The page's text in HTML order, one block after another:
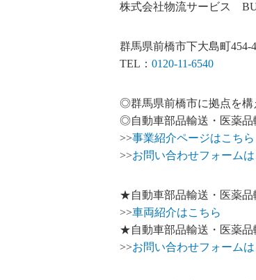
株式会社物流サービス
群馬県前橋市下大島町454-4
TEL： 0120-11-6540
◎群馬県前橋市に拠点を構
◎自動車部品輸送・医薬品
>>事業紹介ページはこちら
>>お問い合わせフォーム
★自動車部品輸送・医薬品
>>車両紹介はこちら
★自動車部品輸送・医薬品
>>お問い合わせフォーム